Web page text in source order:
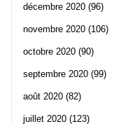
décembre 2020 (96)
novembre 2020 (106)
octobre 2020 (90)
septembre 2020 (99)
août 2020 (82)
juillet 2020 (123)